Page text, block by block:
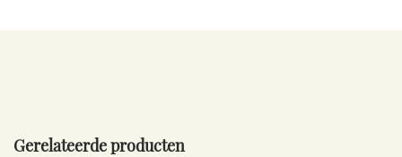
Gerelateerde producten